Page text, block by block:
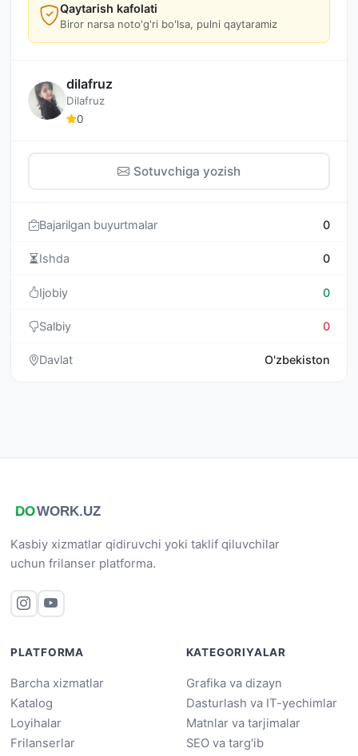
Qaytarish kafolati
Biror narsa noto'g'ri bo'lsa, pulni qaytaramiz
dilafruz
Dilafruz
0
Sotuvchiga yozish
Bajarilgan buyurtmalar 0
Ishda 0
Ijobiy 0
Salbiy 0
Davlat O'zbekiston
Kasbiy xizmatlar qidiruvchi yoki taklif qiluvchilar
uchun frilanser platforma.
PLATFORMA
Barcha xizmatlar
Katalog
Loyihalar
Frilanserlar
KATEGORIYALAR
Grafika va dizayn
Dasturlash va IT-yechimlar
Matnlar va tarjimalar
SEO va targ'ib